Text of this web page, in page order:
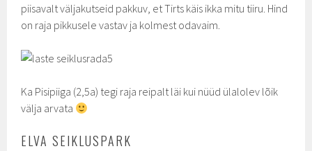
piisavalt väljakutseid pakkuv, et Tirts käis ikka mitu tiiru. Hind
on raja pikkusele vastav ja kolmest odavaim.
Ka Pisipiiga (2,5a) tegi raja reipalt läi kui nüüd ülalolev lõik
välja arvata
ELVA SEIKLUSPARK